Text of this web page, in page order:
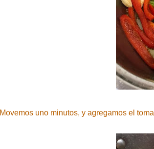
Movemos uno minutos, y agregamos el